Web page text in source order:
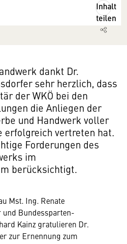
Inhalt
teilen
dankt Dr.
sehr herzlich, dass
der WKÖ bei den
die Anliegen der
und Handwerk voller
erfolgreich vertreten hat.
Forderungen des
im
berücksichtigt.
Mst. Ing. Renate
und Bundessparten-
Kainz gratulieren Dr.
zur Ernennung zum